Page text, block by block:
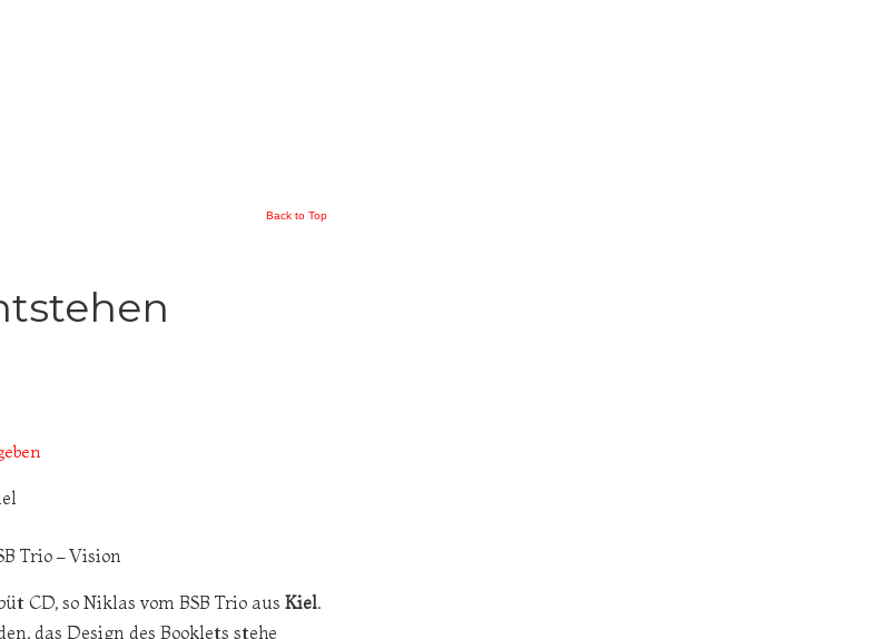
Back to Top
Trio – Vision
CD, so Niklas vom BSB Trio aus Kiel.
das Design des Booklets stehe